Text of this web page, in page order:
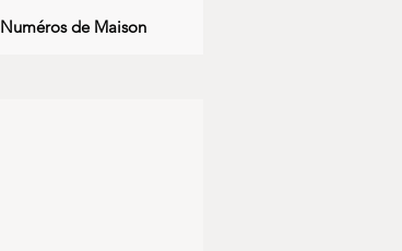
Numéros de Maison